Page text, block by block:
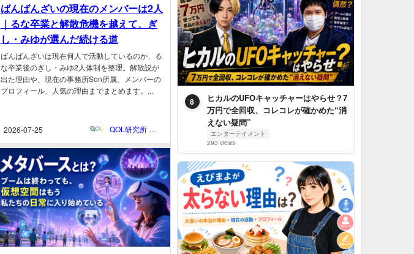
ばんばんざいの現在のメンバーは2人
｜るな卒業と解散危機を越えて、ぎ
し・みゆが選んだ続ける道
ばんばんざいは現在何人で活動しているのか、る
な卒業後のぎし・みゆ2人体制を整理。解散説が
出た理由や、現在の事務所Son所属、メンバーの
プロフィール、人気の理由までまとめます。...
2026-07-25 QOL研究所 ウェブマガジン
8
ヒカルのUFOキャッチャーはやらせ？7
万円で全回収、コレコレが確かめた“消
えない疑問”
エンターテイメント
293 views